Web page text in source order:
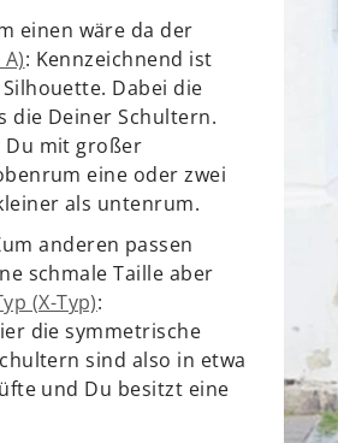
einen wäre da der
: Kennzeichnend ist
Dabei die
die Deiner Schultern.
Du mit großer
eine oder zwei
als untenrum.
anderen passen
schmale Taille aber
(X-Typ):
die symmetrische
sind also in etwa
und Du besitzt eine